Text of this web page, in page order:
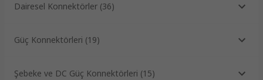
Dairesel Konnektörler (36)
Güç Konnektörleri (19)
Şebeke ve DC Güç Konnektörleri (15)